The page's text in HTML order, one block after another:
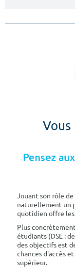
Vous
Pensez
Jouant son rôle de
naturellement un
quotidien offre
Plus
étudiants (DSE :
des objectifs est
chances d'accès
supérieur.